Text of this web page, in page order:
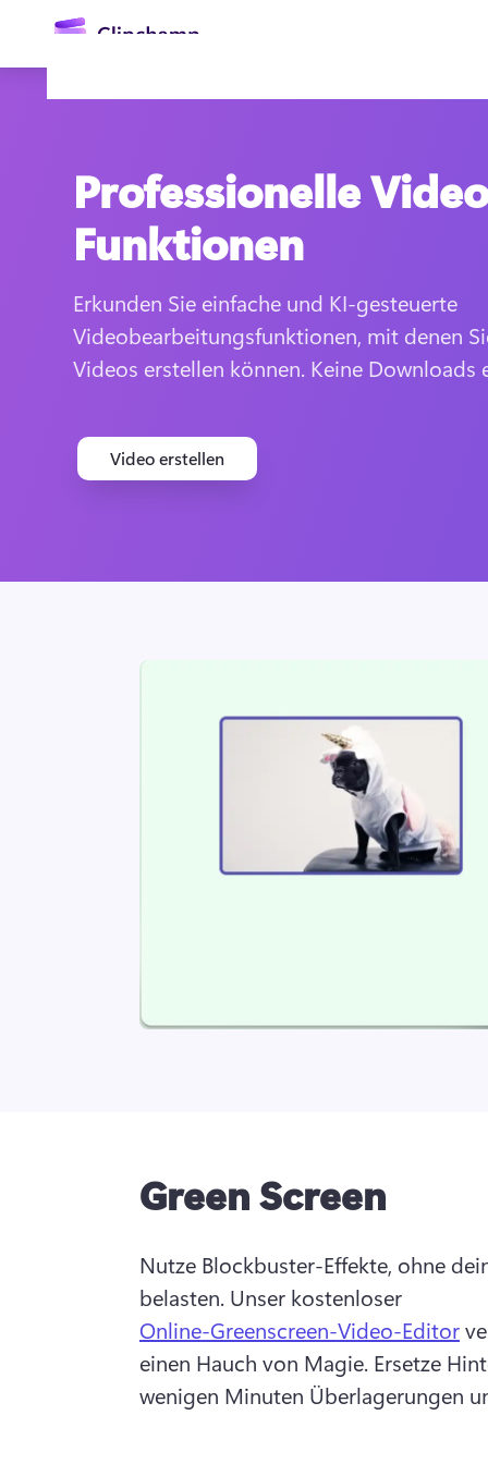
Anmelden
Kostenlos testen
Professionelle
Funktionen
Erkunden Sie einfache und KI-gesteuerte
Videobearbeitungsfunktionen, mit denen
Videos erstellen können. Keine Downloads
Video erstellen
Green Screen
Nutze Blockbuster-Effekte, ohne
belasten. Unser kostenloser
Online-Greenscreen-Video-Editor
einen Hauch von Magie. Ersetze
wenigen Minuten Überlagerungen